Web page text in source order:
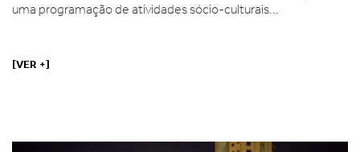
uma programação de atividades sócio-culturais...
[VER +]